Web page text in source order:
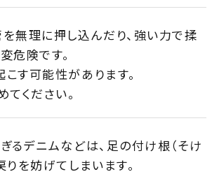
無理に押し込んだり、強い力で揉
危険です。
す可能性があります。
ください。
るデニムなどは、足の付け根（そけ
を妨げてしまいます。